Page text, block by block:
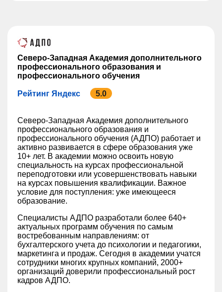
Северо-Западная Академия дополнительного
профессионального образования и
профессионального обучения
Рейтинг Яндекс 5.0
Северо-Западная Академия дополнительного
профессионального образования и
профессионального обучения (АДПО) работает и
активно развивается в сфере образования уже
10+ лет. В академии можно освоить новую
специальность на курсах профессиональной
переподготовки или усовершенствовать навыки
на курсах повышения квалификации. Важное
условие для поступления: уже имеющееся
образование.
Специалисты АДПО разработали более 640+
актуальных программ обучения по самым
востребованным направлениям: от
бухгалтерского учета до психологии и педагогики,
маркетинга и продаж. Сегодня в академии учатся
сотрудники многих крупных компаний, 2000+
организаций доверили профессиональный рост
кадров АДПО.